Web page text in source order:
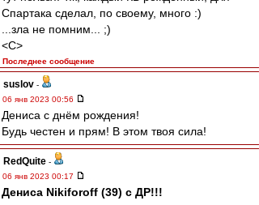
Спартака сделал, по своему, много :)
...зла не помним... ;)
<C>
Последнее сообщение
suslov -
06 янв 2023 00:56
Дениса с днём рождения!
Будь честен и прям! В этом твоя сила!
RedQuite -
06 янв 2023 00:17
Дениса Nikiforoff (39) с ДР!!!